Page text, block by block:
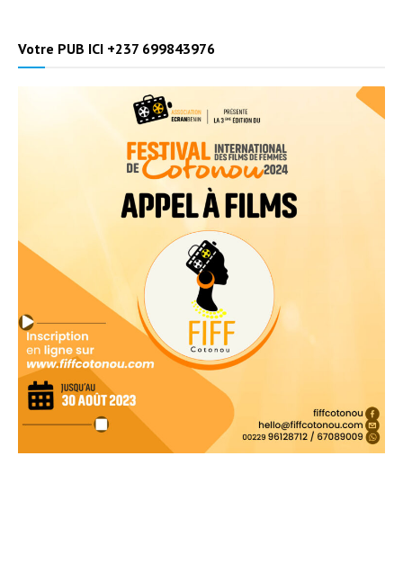
Votre PUB ICI +237 699843976